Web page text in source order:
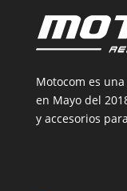
Motocom es
en Mayo del
y accesorios